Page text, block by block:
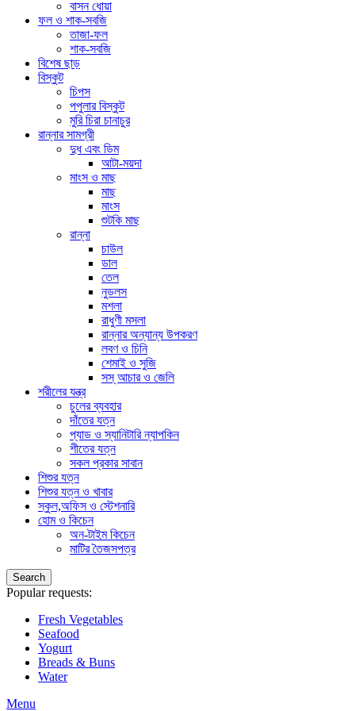
বাসন ধোয়া
ফল ও শাক-সবজি
তাজা-ফল
শাক-সবজি
বিশেষ ছাড়
বিস্কুট
চিপস
পপুলার বিস্কুট
মুরি চিরা চানাচুর
রান্নার সামগ্রী
দুধ এবং ডিম
আটা-ময়দা
মাংস ও মাছ
মাছ
মাংস
শুটকি মাছ
রান্না
চাউল
ডাল
তেল
নুডলস
মশলা
রাধুণী মসলা
রান্নার অন্যান্য উপকরণ
লবণ ও চিনি
শেমাই ও সুজি
সস্ আচার ও জেলি
শরীলের যন্ত্র
চুলের ব্যবহার
দাঁতের যত্ন
প্যাড ও স্যানিটারি ন্যাপকিন
শীতের যত্ন
সকল প্রকার সাবান
শিশুর যত্ন
শিশুর যত্ন ও খাবার
স্কুল,অফিস ও স্টেশনারি
হোম ও কিচেন
অন-টাইম কিচেন
মাটির তৈজসপত্র
Search
Popular requests:
Fresh Vegetables
Seafood
Yogurt
Breads & Buns
Water
Menu